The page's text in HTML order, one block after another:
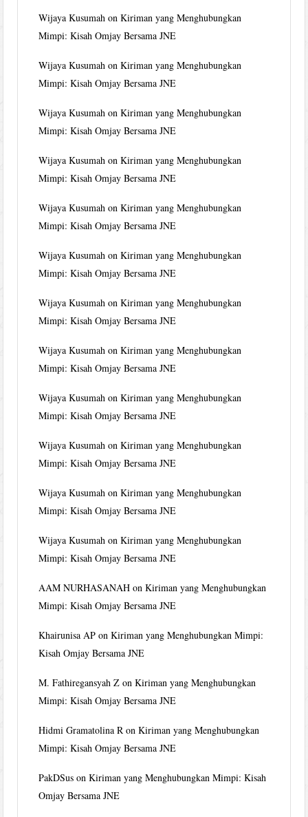
Wijaya Kusumah onKiriman yang Menghubungkan
Mimpi: Kisah Omjay Bersama JNE
Wijaya Kusumah onKiriman yang Menghubungkan
Mimpi: Kisah Omjay Bersama JNE
Wijaya Kusumah onKiriman yang Menghubungkan
Mimpi: Kisah Omjay Bersama JNE
Wijaya Kusumah onKiriman yang Menghubungkan
Mimpi: Kisah Omjay Bersama JNE
Wijaya Kusumah onKiriman yang Menghubungkan
Mimpi: Kisah Omjay Bersama JNE
Wijaya Kusumah onKiriman yang Menghubungkan
Mimpi: Kisah Omjay Bersama JNE
Wijaya Kusumah onKiriman yang Menghubungkan
Mimpi: Kisah Omjay Bersama JNE
Wijaya Kusumah onKiriman yang Menghubungkan
Mimpi: Kisah Omjay Bersama JNE
Wijaya Kusumah onKiriman yang Menghubungkan
Mimpi: Kisah Omjay Bersama JNE
Wijaya Kusumah onKiriman yang Menghubungkan
Mimpi: Kisah Omjay Bersama JNE
Wijaya Kusumah onKiriman yang Menghubungkan
Mimpi: Kisah Omjay Bersama JNE
Wijaya Kusumah onKiriman yang Menghubungkan
Mimpi: Kisah Omjay Bersama JNE
AAM NURHASANAH onKiriman yang Menghubungkan
Mimpi: Kisah Omjay Bersama JNE
Khairunisa AP onKiriman yang Menghubungkan Mimpi:
Kisah Omjay Bersama JNE
M. Fathiregansyah Z onKiriman yang Menghubungkan
Mimpi: Kisah Omjay Bersama JNE
Hidmi Gramatolina R onKiriman yang Menghubungkan
Mimpi: Kisah Omjay Bersama JNE
PakDSus onKiriman yang Menghubungkan Mimpi: Kisah
Omjay Bersama JNE